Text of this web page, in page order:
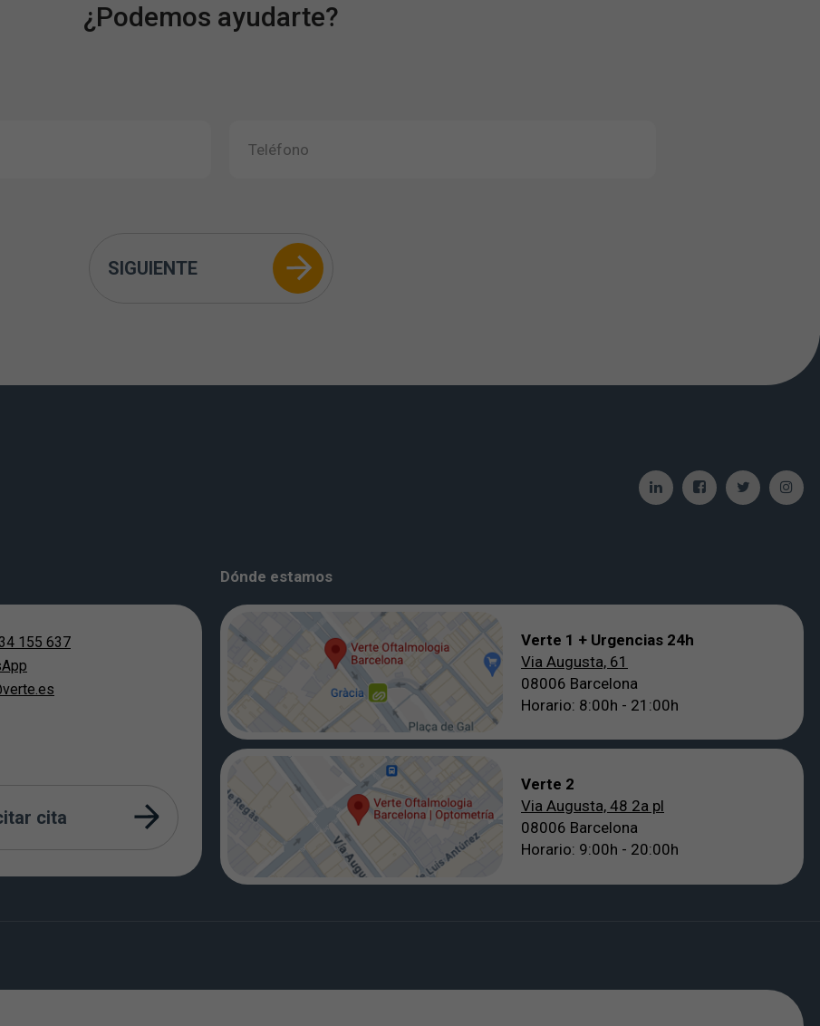
¿Podemos ayudarte?
SIGUIENTE
155 637
cita
Dónde estamos
Verte 1 + Urgencias 24h
Via Augusta, 61
08006 Barcelona
Horario: 8:00h - 21:00h
Verte 2
Via Augusta, 48 2a pl
08006 Barcelona
Horario: 9:00h - 20:00h